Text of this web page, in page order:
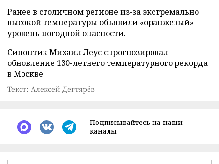
Ранее в столичном регионе из-за экстремально
высокой температуры объявили «оранжевый»
уровень погодной опасности.
Синоптик Михаил Леус спрогнозировал
обновление 130-летнего температурного рекорда
в Москве.
Текст: Алексей Дегтярёв
Подписывайтесь на наши
каналы